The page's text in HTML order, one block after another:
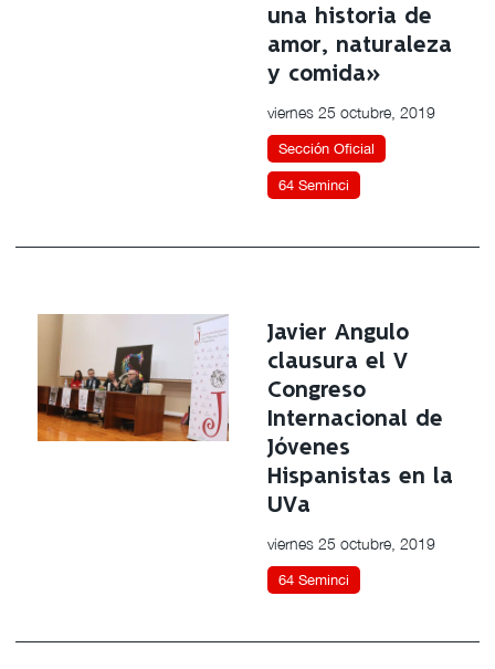
una historia de
amor, naturaleza
y comida»
viernes 25 octubre, 2019
Sección Oficial
64 Seminci
Javier Angulo
clausura el V
Congreso
Internacional de
Jóvenes
Hispanistas en la
UVa
viernes 25 octubre, 2019
64 Seminci